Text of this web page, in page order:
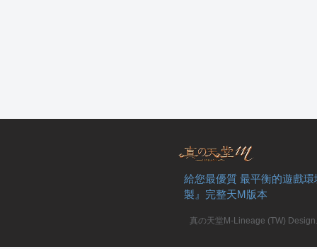
給您最優質 最平衡的遊戲
製』完整天M版本
真の天堂M-Lineage (TW)